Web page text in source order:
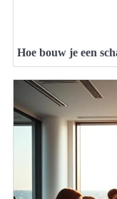
Hoe bouw je een